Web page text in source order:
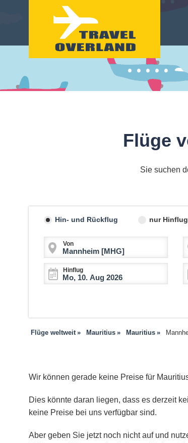
Flüge
Sie suchen
Hin- und Rückflug nur Hinflug
Von
Hinflug
Flüge weltweit Mauritius Mauritius
Wir können gerade keine Preise für
Dies könnte daran liegen, dass es derzeit
keine Preise bei uns verfügbar sind.
Aber geben Sie jetzt noch nicht auf und